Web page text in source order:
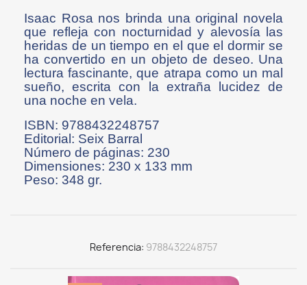
Isaac Rosa nos brinda una original novela
que refleja con nocturnidad y alevosía las
heridas de un tiempo en el que el dormir se
ha convertido en un objeto de deseo. Una
lectura fascinante, que atrapa como un mal
sueño, escrita con la extraña lucidez de
una noche en vela.
ISBN: 9788432248757
Editorial: Seix Barral
Número de páginas: 230
Dimensiones: 230 x 133 mm
Peso: 348 gr.
Referencia 9788432248757